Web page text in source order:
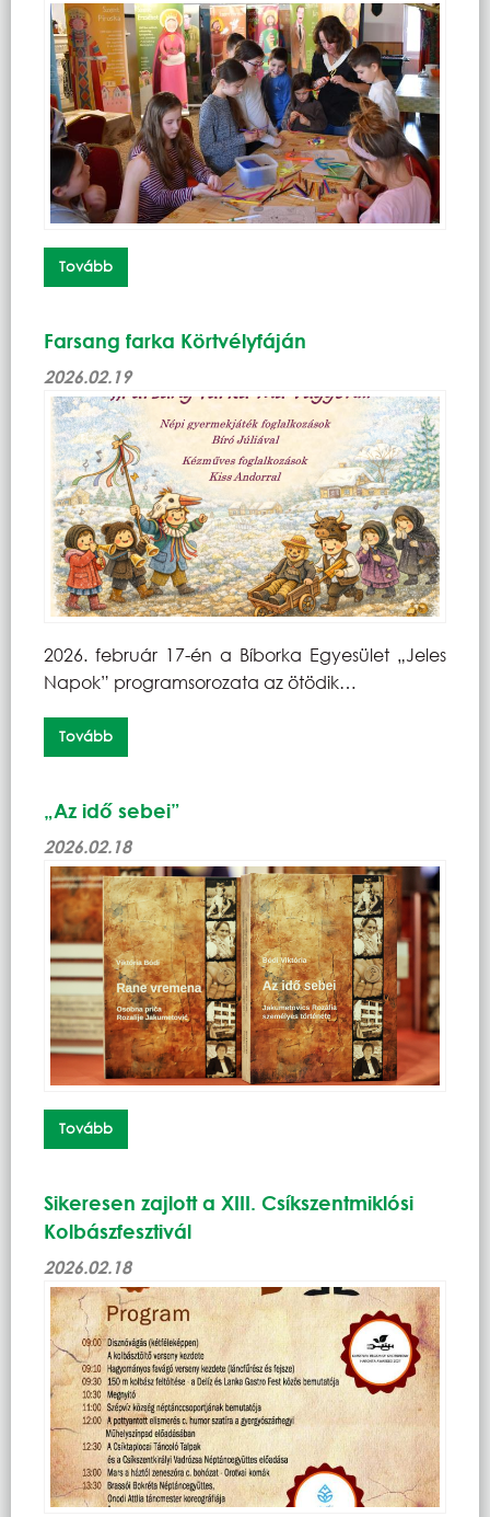
Tovább
Farsang farka Körtvélyfáján
2026.02.19
2026. február 17-én a Bíborka Egyesület „Jeles
Napok” programsorozata az ötödik…
Tovább
„Az idő sebei”
2026.02.18
Tovább
Sikeresen zajlott a XIII. Csíkszentmiklósi
Kolbászfesztivál
2026.02.18